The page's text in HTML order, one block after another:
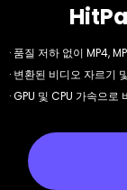
· 품질 저하 없이 MP4,
· 변환된 비디오 자르기
· GPU 및 CPU 가속으